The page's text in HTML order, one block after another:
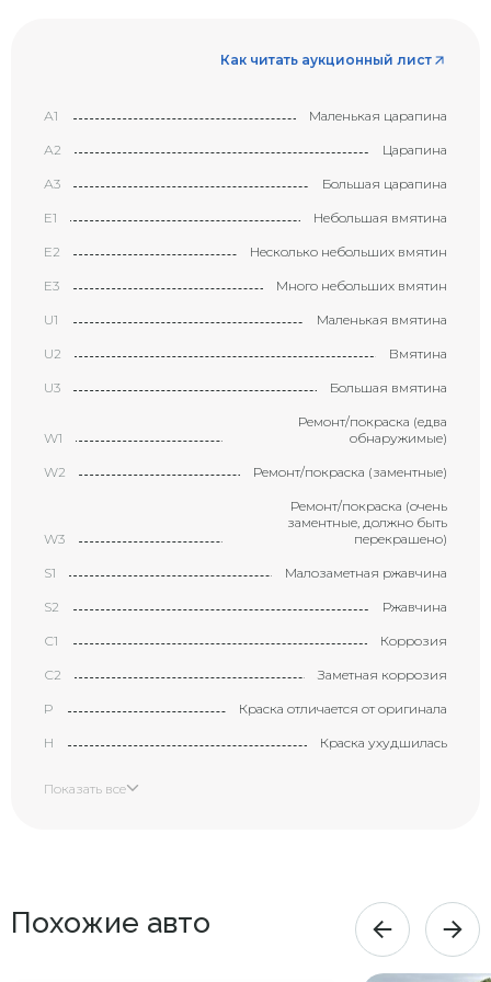
Как читать аукционный лист
А1 Маленькая царапина
А2 Царапина
А3 Большая царапина
Е1 Небольшая вмятина
Е2 Несколько небольших вмятин
Е3 Много небольших вмятин
U1 Маленькая вмятина
U2 Вмятина
U3 Большая вмятина
W1
Ремонт/покраска (едва
обнаружимые)
W2 Ремонт/покраска (заментные)
W3
Ремонт/покраска (очень
заментные, должно быть
перекрашено)
S1 Малозаметная ржавчина
S2 Ржавчина
С1 Коррозия
С2 Заметная коррозия
P Краска отличается от оригинала
H Краска ухудшилась
B2
Вмятина с царапиной
(размером с ладонь)
Большая вмятина с царапиной
(размером с локоть)
Показать все
Похожие авто